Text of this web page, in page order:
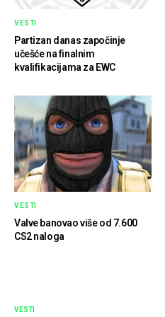
VESTI
Partizan danas započinje
učešće na finalnim
kvalifikacijama za EWC
VESTI
Valve banovao više od 7.600
CS2 naloga
VESTI